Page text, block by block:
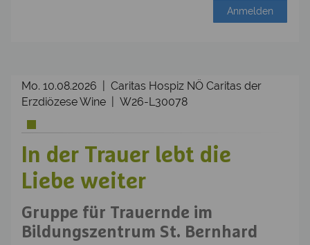
Anmelden
Mo. 10.08.2026 | Caritas Hospiz NÖ Caritas der
Erzdiözese Wine | W26-L30078
In der Trauer lebt die
Liebe weiter
Gruppe für Trauernde im
Bildungszentrum St. Bernhard